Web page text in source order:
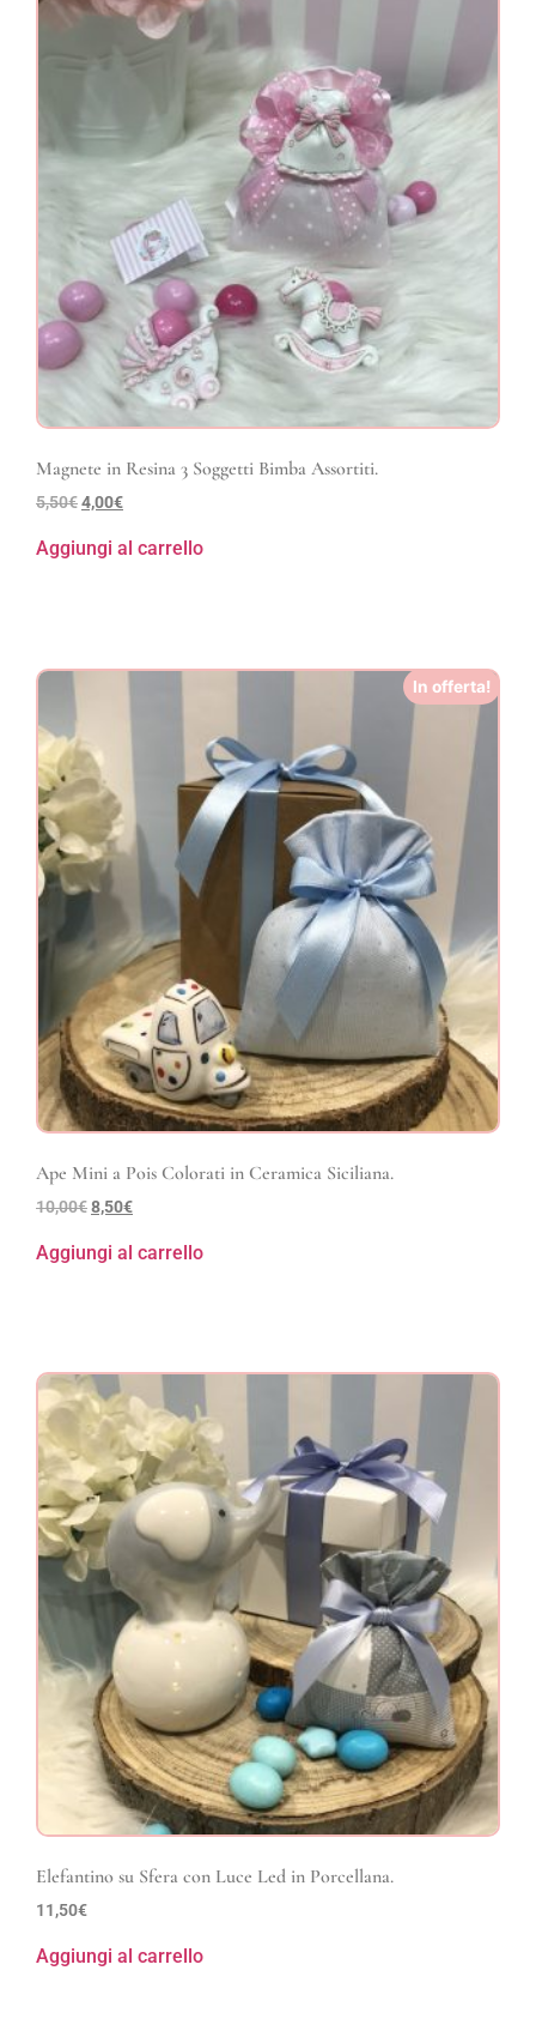
Magnete in Resina 3 Soggetti Bimba Assortiti.
5,50€4,00€
Aggiungi al carrello
In offerta!
Ape Mini a Pois Colorati in Ceramica Siciliana.
10,00€8,50€
Aggiungi al carrello
Elefantino su Sfera con Luce Led in Porcellana.
11,50€
Aggiungi al carrello